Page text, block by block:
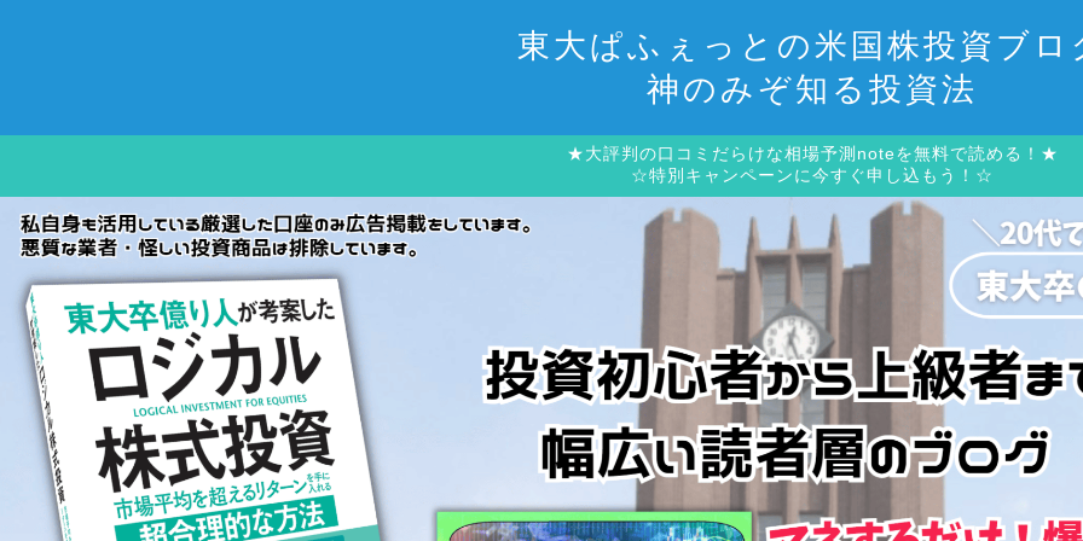
東大ぱふぇっとの米国株投資ブロ
神のみぞ知る投資法
★大評判の口コミだらけな相場予測noteを無料で読める！★
☆特別キャンペーンに今すぐ申し込もう！☆